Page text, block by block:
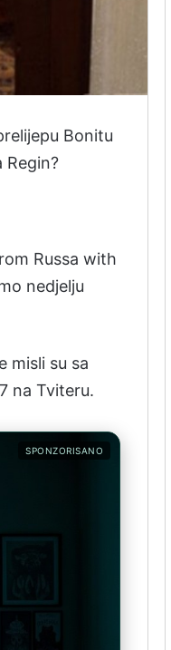
Bonitu
Regin?
Russa with
nedjelju
misli su sa
na Tviteru.
SPONZORISANO